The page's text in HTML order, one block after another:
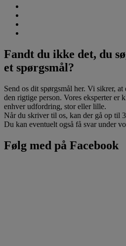
Fandt du ikke det, du
et spørgsmål?
Send os dit spørgsmål her. Vi sikrer,
den rigtige person. Vores eksperter er
enhver udfordring, stor eller lille.
Når du skriver til os, kan der gå op til
Du kan eventuelt også få svar under
Følg med på Facebook